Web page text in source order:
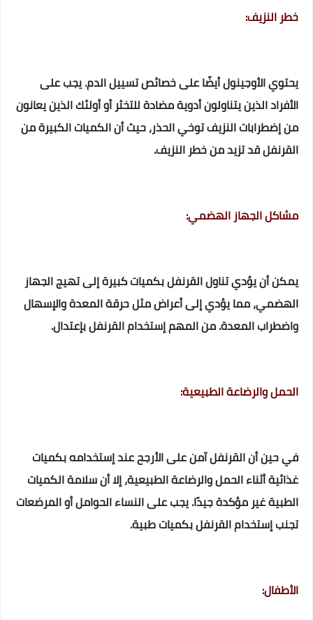
خطر النزيف:
يحتوي الأوجينول أيضًا على خصائص تسييل الدم. يجب على
الأفراد الذين يتناولون أدوية مضادة للتخثر أو أولئك الذين يعانون
من إضطرابات النزيف توخي الحذر، حيث أن الكميات الكبيرة من
القرنفل قد تزيد من خطر النزيف.
مشاكل الجهاز الهضمي:
يمكن أن يؤدي تناول القرنفل بكميات كبيرة إلى تهيج الجهاز
الهضمي، مما يؤدي إلى أعراض مثل حرقة المعدة والإسهال
واضطراب المعدة. من المهم إستخدام القرنفل بإعتدال.
الحمل والرضاعة الطبيعية:
في حين أن القرنفل آمن على الأرجح عند إستخدامه بكميات
غذائية أثناء الحمل والرضاعة الطبيعية، إلا أن سلامة الكميات
الطبية غير مؤكدة جيدًا. يجب على النساء الحوامل أو المرضعات
تجنب إستخدام القرنفل بكميات طبية.
الأطفال: